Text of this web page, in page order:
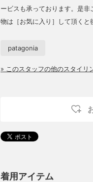
ービスも承っております。是
物は［お気に入り］して頂くと
patagonia
» このスタッフの他のスタイリ
着用アイテム